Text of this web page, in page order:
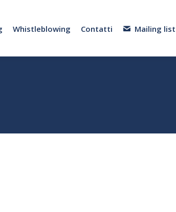
Whistleblowing Contatti Mailing list